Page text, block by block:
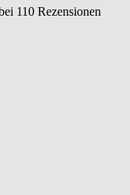
110 Rezensionen